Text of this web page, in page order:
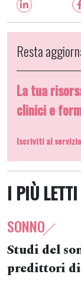
Resta
La tua
clinici e
Iscriviti al
I PIÙ
SONNO
Studi del
predittori